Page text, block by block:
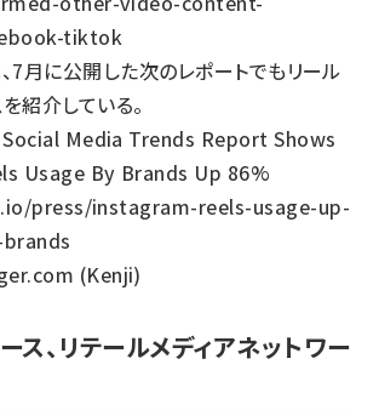
tiktok
7月に公開した次のレポートでもリール
紹介している。
Media Trends Report Shows
Usage By Brands Up 86%
press/instagram-reels-usage-up-
(Kenji)
ス、リテールメディアネットワー